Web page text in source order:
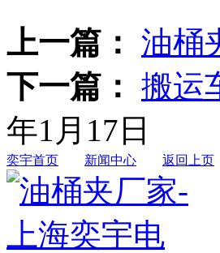
上一篇： 油桶
下一篇： 搬运
年1月17日
奕宇首页 新闻中心 返回上页